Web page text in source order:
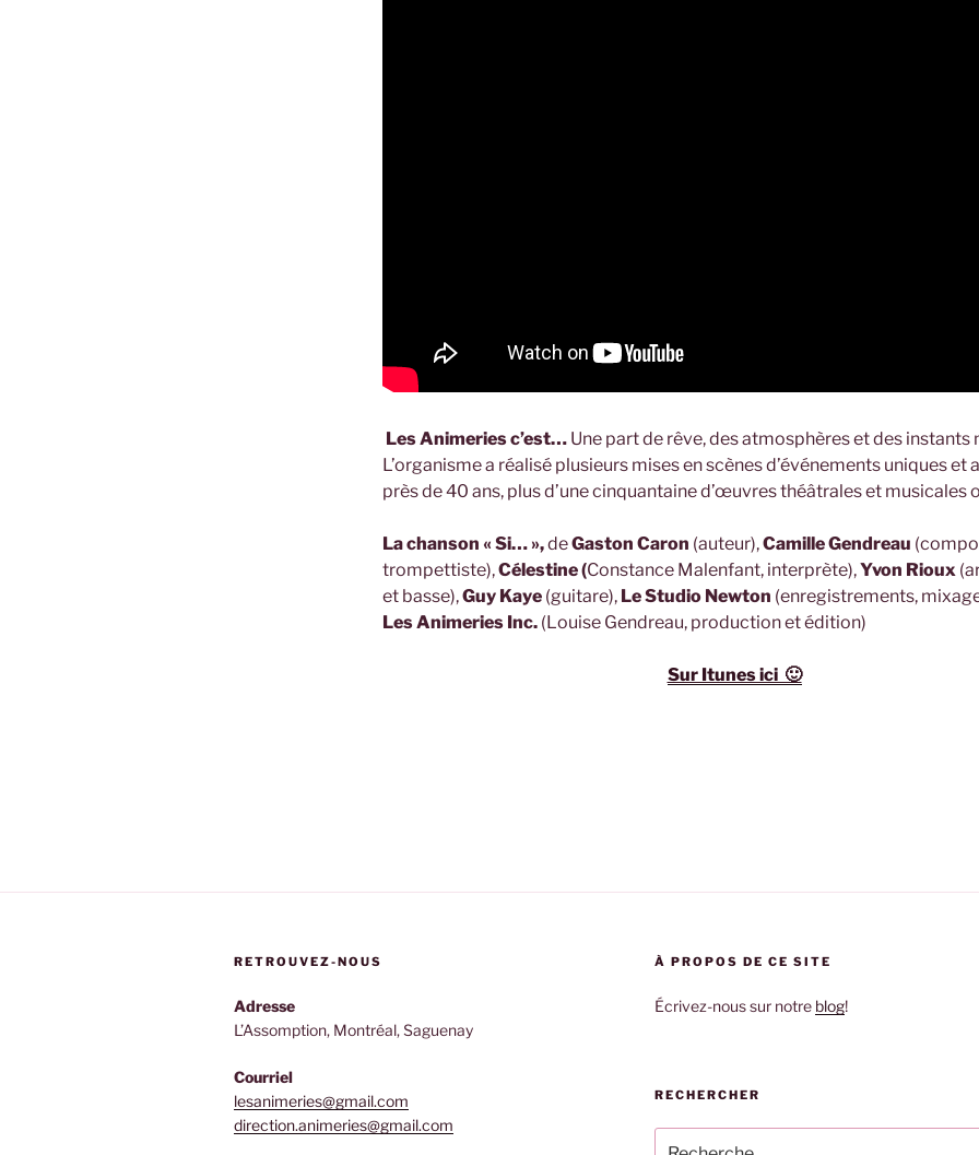
Les Animeries c’est… Une part de rêve, des atmosphères et des instants
L’organisme a réalisé plusieurs mises en scènes d’événements uniques et
près de 40 ans, plus d’une cinquantaine d’œuvres théâtrales et musicales
La chanson « Si… »,deGaston Caron (auteur),Camille Gendreau
trompettiste),Célestine (Constance Malenfant, interprète),Yvon Rioux
et basse),Guy Kaye (guitare), Le Studio Newton (enregistrements,
Les Animeries Inc. (Louise Gendreau, production et édition)
Sur Itunes ici 🙂
RETROUVEZ-NOUS
Adresse
L’Assomption, Montréal, Saguenay
Courriel
lesanimeries@gmail.com
direction.animeries@gmail.com
À PROPOS DE CE SITE
Écrivez-nous sur notre blog!
RECHERCHER